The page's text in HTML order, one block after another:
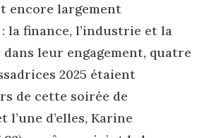
encore largement
la finance, l’industrie et la
dans leur engagement, quatre
2025 étaient
de cette soirée de
l’une d’elles, Karine